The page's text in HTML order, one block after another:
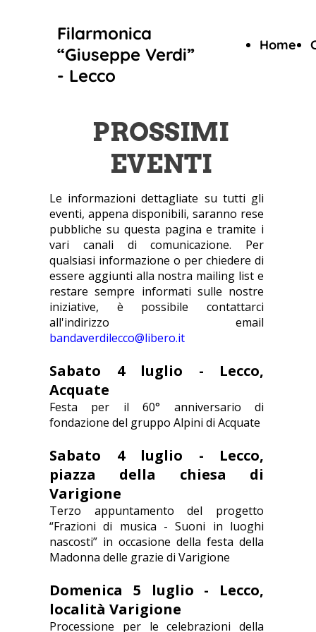
Filarmonica
“Giuseppe Verdi”
- Lecco
Home
PROSSIMI
EVENTI
Le informazioni dettagliate su tutti gli
eventi, appena disponibili, saranno rese
pubbliche su questa pagina e tramite i
vari canali di comunicazione. Per
qualsiasi informazione o per chiedere di
essere aggiunti alla nostra mailing list e
restare sempre informati sulle nostre
iniziative, è possibile contattarci
all'indirizzo email
bandaverdilecco@libero.it
Sabato 4 luglio - Lecco,
Acquate
Festa per il 60° anniversario di
fondazione del gruppo Alpini di Acquate
Sabato 4 luglio - Lecco,
piazza della chiesa di
Varigione
Terzo appuntamento del progetto
“Frazioni di musica - Suoni in luoghi
nascosti” in occasione della festa della
Madonna delle grazie di Varigione
Domenica 5 luglio - Lecco,
località Varigione
Processione per le celebrazioni della